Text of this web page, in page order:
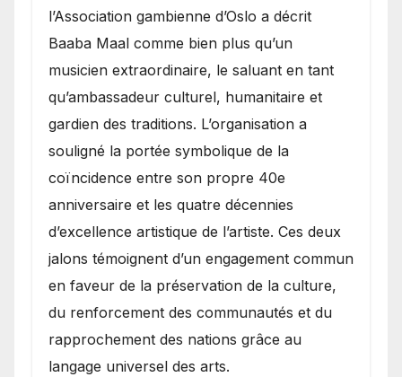
l’Association gambienne d’Oslo a décrit
Baaba Maal comme bien plus qu’un
musicien extraordinaire, le saluant en tant
qu’ambassadeur culturel, humanitaire et
gardien des traditions. L’organisation a
souligné la portée symbolique de la
coïncidence entre son propre 40e
anniversaire et les quatre décennies
d’excellence artistique de l’artiste. Ces deux
jalons témoignent d’un engagement commun
en faveur de la préservation de la culture,
du renforcement des communautés et du
rapprochement des nations grâce au
langage universel des arts.